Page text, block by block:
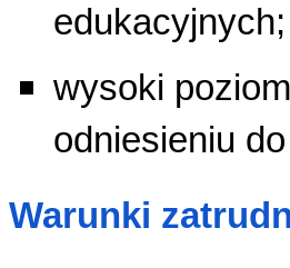
edukacyjnych;
wysoki
odniesieniu
Warunki